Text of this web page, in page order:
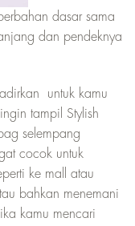
dasar sama
dan pendeknya
untuk kamu
tampil Stylish
selempang
cocok untuk
ke mall atau
bahkan menemani
kamu mencari